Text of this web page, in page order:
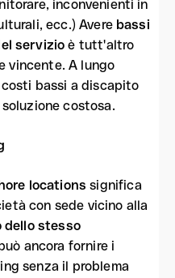
inconvenienti in
ecc.) Avere bassi
servizio è tutt'altro
vincente. A lungo
bassi a discapito
costosa.
locations significa
con sede vicino alla
stesso
ancora fornire i
senza il problema